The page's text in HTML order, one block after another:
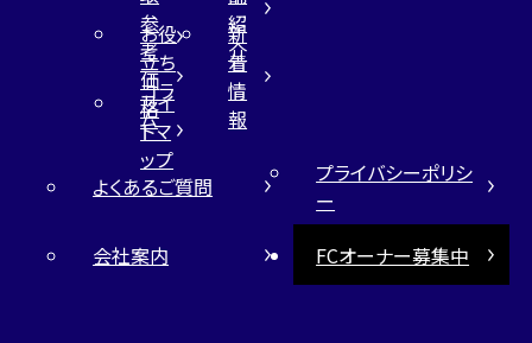
参
考
価
格
紹
介
お役
立ち
コラ
ム
新
着
情
報
サイ
トマ
ップ
よくあるご質問
プライバシーポリシ
ー
会社案内
FCオーナー募集中